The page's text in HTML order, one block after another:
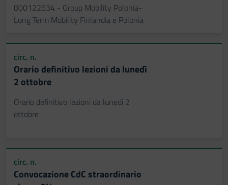
000122634 - Group Mobility Polonia-
Long Term Mobility Finlandia e Polonia
circ. n.
Orario definitivo lezioni da lunedì
2 ottobre
Orario definitivo lezioni da lunedì 2
ottobre
circ. n.
Convocazione CdC straordinario